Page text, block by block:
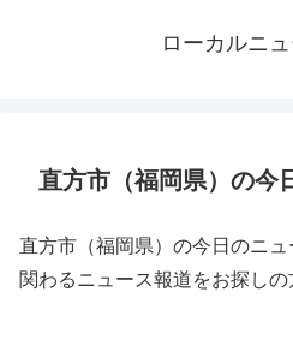
ローカルニ
直方市（福岡県）の今
直方市（福岡県）の今日のニ
関わるニュース報道をお探しの